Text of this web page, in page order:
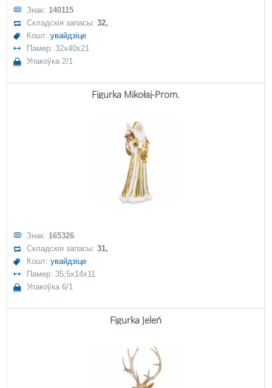
Знак: 140115
Складскія запасы:32,
Кошт:увайдзіце
Памер: 32x40x21
Упакоўка 2/1
Figurka Mikołaj-Prom.
Знак: 165326
Складскія запасы:31,
Кошт:увайдзіце
Памер: 35,5x14x11
Упакоўка 6/1
Figurka Jeleń